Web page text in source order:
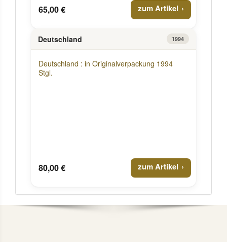
65,00 € zum Artikel
Deutschland 1994
Deutschland : in Originalverpackung 1994
Stgl.
80,00 € zum Artikel